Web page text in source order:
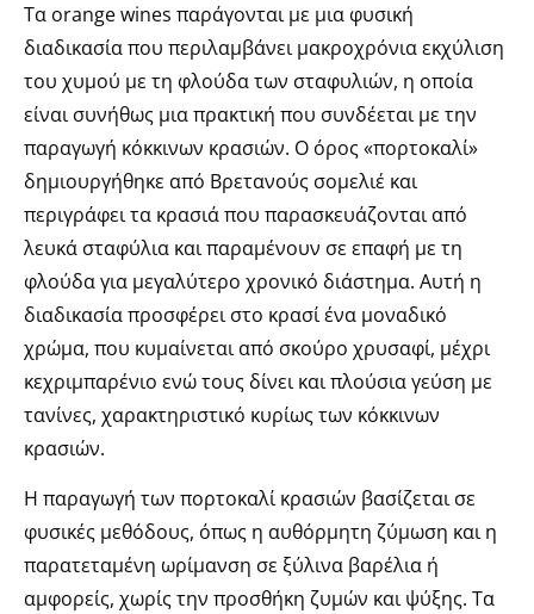
Τα orange wines παράγονται με μια φυσική
διαδικασία που περιλαμβάνει μακροχρόνια εκχύλιση
του χυμού με τη φλούδα των σταφυλιών, η οποία
είναι συνήθως μια πρακτική που συνδέεται με την
παραγωγή κόκκινων κρασιών. Ο όρος «πορτοκαλί»
δημιουργήθηκε από Βρετανούς σομελιέ και
περιγράφει τα κρασιά που παρασκευάζονται από
λευκά σταφύλια και παραμένουν σε επαφή με τη
φλούδα για μεγαλύτερο χρονικό διάστημα. Αυτή η
διαδικασία προσφέρει στο κρασί ένα μοναδικό
χρώμα, που κυμαίνεται από σκούρο χρυσαφί, μέχρι
κεχριμπαρένιο ενώ τους δίνει και πλούσια γεύση με
τανίνες, χαρακτηριστικό κυρίως των κόκκινων
κρασιών.
Η παραγωγή των πορτοκαλί κρασιών βασίζεται σε
φυσικές μεθόδους, όπως η αυθόρμητη ζύμωση και η
παρατεταμένη ωρίμανση σε ξύλινα βαρέλια ή
αμφορείς, χωρίς την προσθήκη ζυμών και ψύξης. Τα